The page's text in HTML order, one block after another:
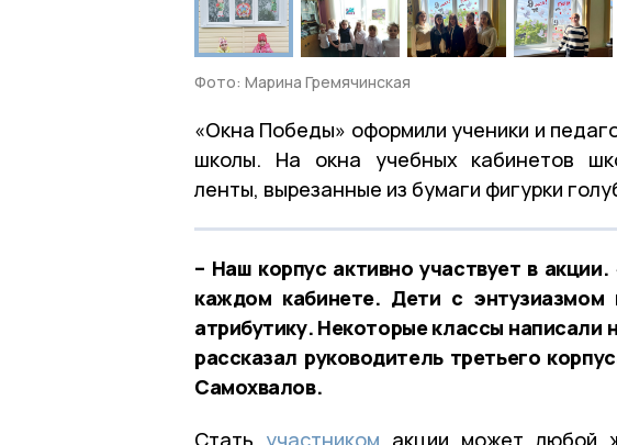
Фото: Марина Гремячинская
«Окна Победы» оформили ученики и
школы. На окна учебных кабинетов
ленты, вырезанные из бумаги фигурки
– Наш корпус активно участвует в
каждом кабинете. Дети с энтузиазмом
атрибутику. Некоторые классы написали
рассказал руководитель третьего
Самохвалов.
Стать участником акции может любой